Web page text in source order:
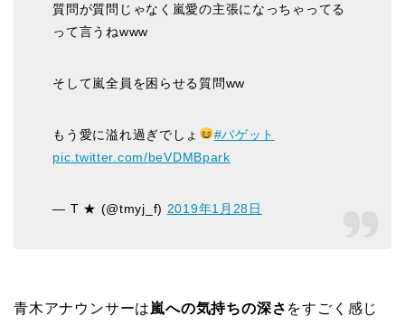
質問が質問じゃなく嵐愛の主張になっちゃってる
って言うねwww
そして嵐全員を困らせる質問ww
もう愛に溢れ過ぎでしょ
#バゲット
pic.twitter.com/beVDMBpark
— T ★ (@tmyj_f) 2019年1月28日
青木アナウンサーは 嵐への気持ちの深さ をすごく感じ